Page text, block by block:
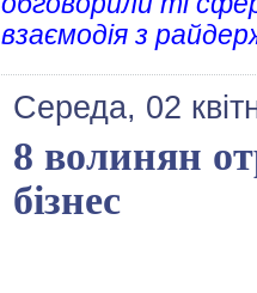
взаємодія з
Середа, 02
8 волинян
бізнес